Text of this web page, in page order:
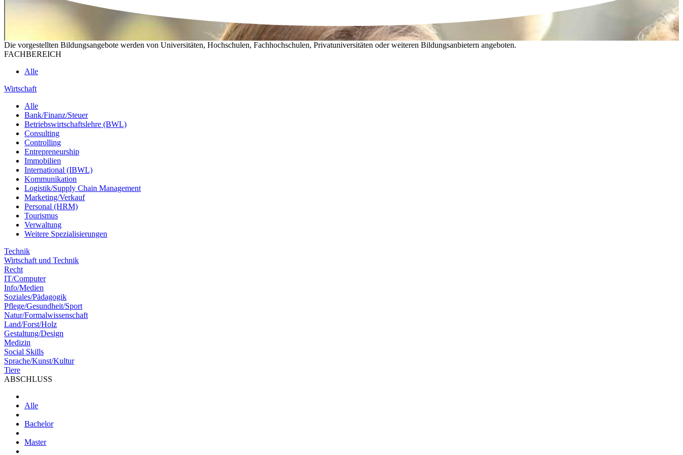
Die vorgestellten Bildungsangebote werden von Universitäten, Hochschulen, Fachhochschulen, Privatuniversitäten oder weiteren Bildungsanbietern angeboten.
FACHBEREICH
Alle
Wirtschaft
Alle
Bank/Finanz/Steuer
Betriebswirtschaftslehre (BWL)
Consulting
Controlling
Entrepreneurship
Immobilien
International (IBWL)
Kommunikation
Logistik/Supply Chain Management
Marketing/Verkauf
Personal (HRM)
Tourismus
Verwaltung
Weitere Spezialisierungen
Technik
Wirtschaft und Technik
Recht
IT/Computer
Info/Medien
Soziales/Pädagogik
Pflege/Gesundheit/Sport
Natur/Formalwissenschaft
Land/Forst/Holz
Gestaltung/Design
Medizin
Social Skills
Sprache/Kunst/Kultur
Tiere
ABSCHLUSS
Alle
Bachelor
Master